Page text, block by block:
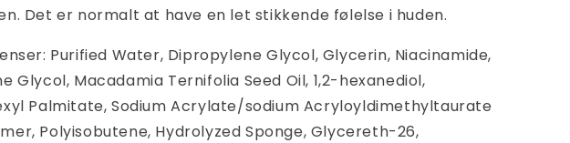
Det er normalt at have en let stikkende følelse i huden.
Purified Water, Dipropylene Glycol, Glycerin, Niacinamide,
Glycol, Macadamia Ternifolia Seed Oil, 1,2-hexanediol,
Palmitate, Sodium Acrylate/sodium Acryloyldimethyltaurate
Polyisobutene, Hydrolyzed Sponge, Glycereth-26,